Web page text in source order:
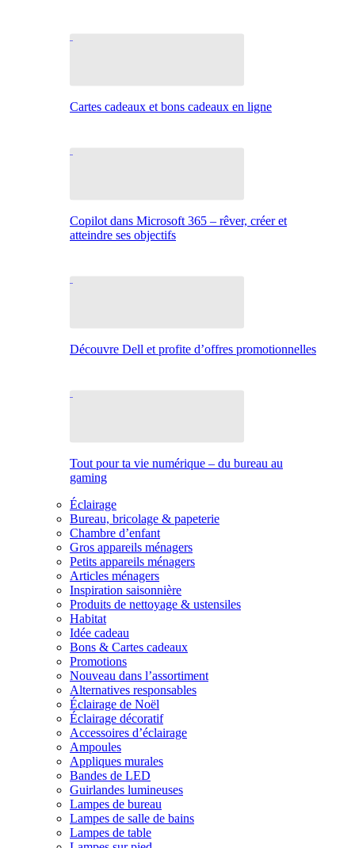
Cartes cadeaux et bons cadeaux en ligne
Copilot dans Microsoft 365 – rêver, créer et
atteindre ses objectifs
Découvre Dell et profite d’offres promotionnelles
Tout pour ta vie numérique – du bureau au
gaming
Éclairage
Bureau, bricolage & papeterie
Chambre d’enfant
Gros appareils ménagers
Petits appareils ménagers
Articles ménagers
Inspiration saisonnière
Produits de nettoyage & ustensiles
Habitat
Idée cadeau
Bons & Cartes cadeaux
Promotions
Nouveau dans l’assortiment
Alternatives responsables
Éclairage de Noël
Éclairage décoratif
Accessoires d’éclairage
Ampoules
Appliques murales
Bandes de LED
Guirlandes lumineuses
Lampes de bureau
Lampes de salle de bains
Lampes de table